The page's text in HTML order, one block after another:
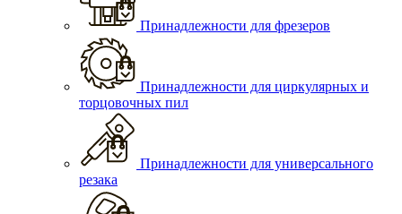
Принадлежности для фрезеров
Принадлежности для циркулярных и
торцовочных пил
Принадлежности для универсального
резака